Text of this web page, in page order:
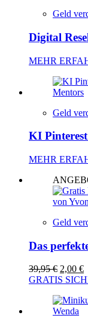
Geld
Digital
MEHR
Geld
KI
MEHR
Geld
Das
39,95€
Preis
39,95 €
2,00 €
GRATIS